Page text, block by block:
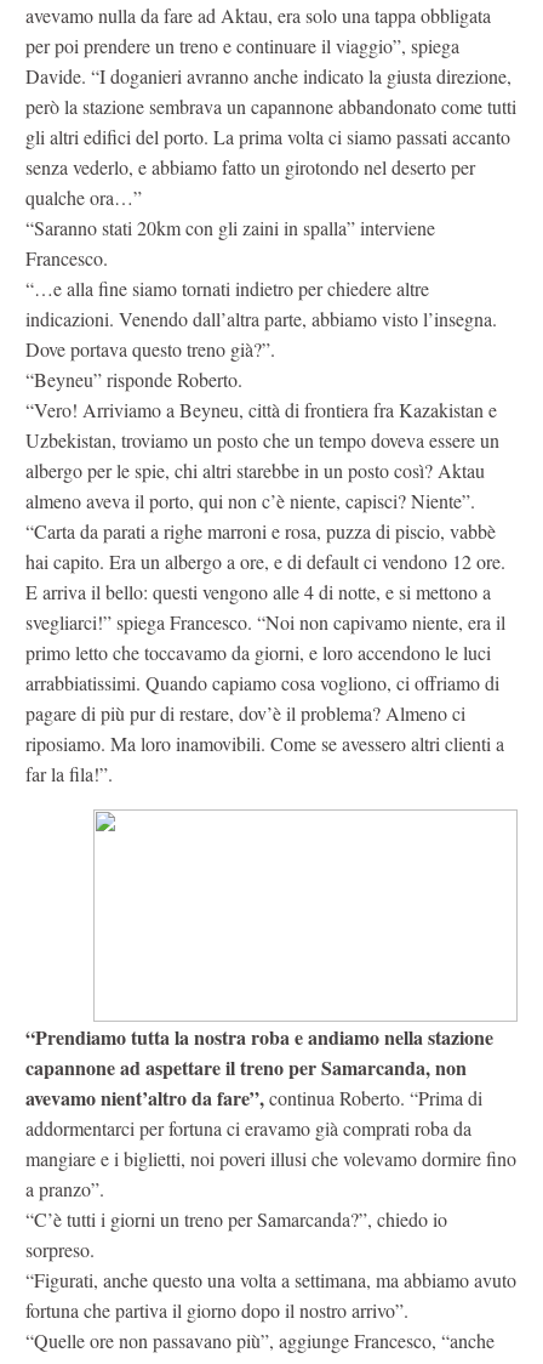
avevamo nulla da fare ad Aktau, era solo una tappa obbligata
per poi prendere un treno e continuare il viaggio”, spiega
Davide. “I doganieri avranno anche indicato la giusta direzione,
però la stazione sembrava un capannone abbandonato come tutti
gli altri edifici del porto. La prima volta ci siamo passati accanto
senza vederlo, e abbiamo fatto un girotondo nel deserto per
qualche ora…”
“Saranno stati 20km con gli zaini in spalla” interviene
Francesco.
“…e alla fine siamo tornati indietro per chiedere altre
indicazioni. Venendo dall’altra parte, abbiamo visto l’insegna.
Dove portava questo treno già?”.
“Beyneu” risponde Roberto.
“Vero! Arriviamo a Beyneu, città di frontiera fra Kazakistan e
Uzbekistan, troviamo un posto che un tempo doveva essere un
albergo per le spie, chi altri starebbe in un posto così? Aktau
almeno aveva il porto, qui non c’è niente, capisci? Niente”.
“Carta da parati a righe marroni e rosa, puzza di piscio, vabbè
hai capito. Era un albergo a ore, e di default ci vendono 12 ore.
E arriva il bello: questi vengono alle 4 di notte, e si mettono a
svegliarci!” spiega Francesco. “Noi non capivamo niente, era il
primo letto che toccavamo da giorni, e loro accendono le luci
arrabbiatissimi. Quando capiamo cosa vogliono, ci offriamo di
pagare di più pur di restare, dov’è il problema? Almeno ci
riposiamo. Ma loro inamovibili. Come se avessero altri clienti a
far la fila!”.
“Prendiamo tutta la nostra roba e andiamo nella stazione
capannone ad aspettare il treno per Samarcanda, non
avevamo nient’altro da fare”,continua Roberto. “Prima di
addormentarci per fortuna ci eravamo già comprati roba da
mangiare e i biglietti, noi poveri illusi che volevamo dormire fino
a pranzo”.
“C’è tutti i giorni un treno per Samarcanda?”, chiedo io
sorpreso.
“Figurati, anche questo una volta a settimana, ma abbiamo avuto
fortuna che partiva il giorno dopo il nostro arrivo”.
“Quelle ore non passavano più”, aggiunge Francesco, “anche